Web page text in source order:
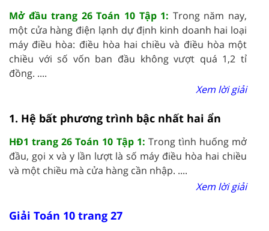
Mở đầu trang 26 Toán 10 Tập 1: Trong năm nay,
một cửa hàng điện lạnh dự định kinh doanh hai loại
máy điều hòa: điều hòa hai chiều và điều hòa một
chiều với số vốn ban đầu không vượt quá 1,2 tỉ
đồng. ....
Xem lời giải
1. Hệ bất phương trình bậc nhất hai ẩn
HĐ1 trang 26 Toán 10 Tập 1: Trong tình huống mở
đầu, gọi x và y lần lượt là số máy điều hòa hai chiều
và một chiều mà cửa hàng cần nhập. ....
Xem lời giải
Giải Toán 10 trang 27